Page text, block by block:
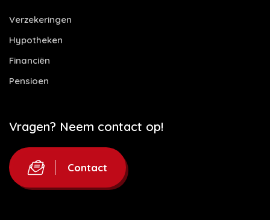
Verzekeringen
Hypotheken
Financiën
Pensioen
Vragen? Neem contact op!
Contact